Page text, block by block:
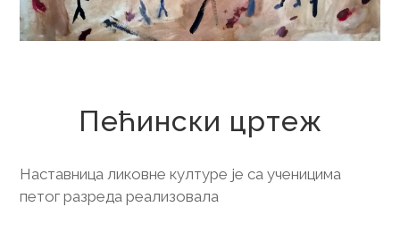
Пећински цртеж
Наставница ликовне културе је са ученицима
петог разреда реализовала